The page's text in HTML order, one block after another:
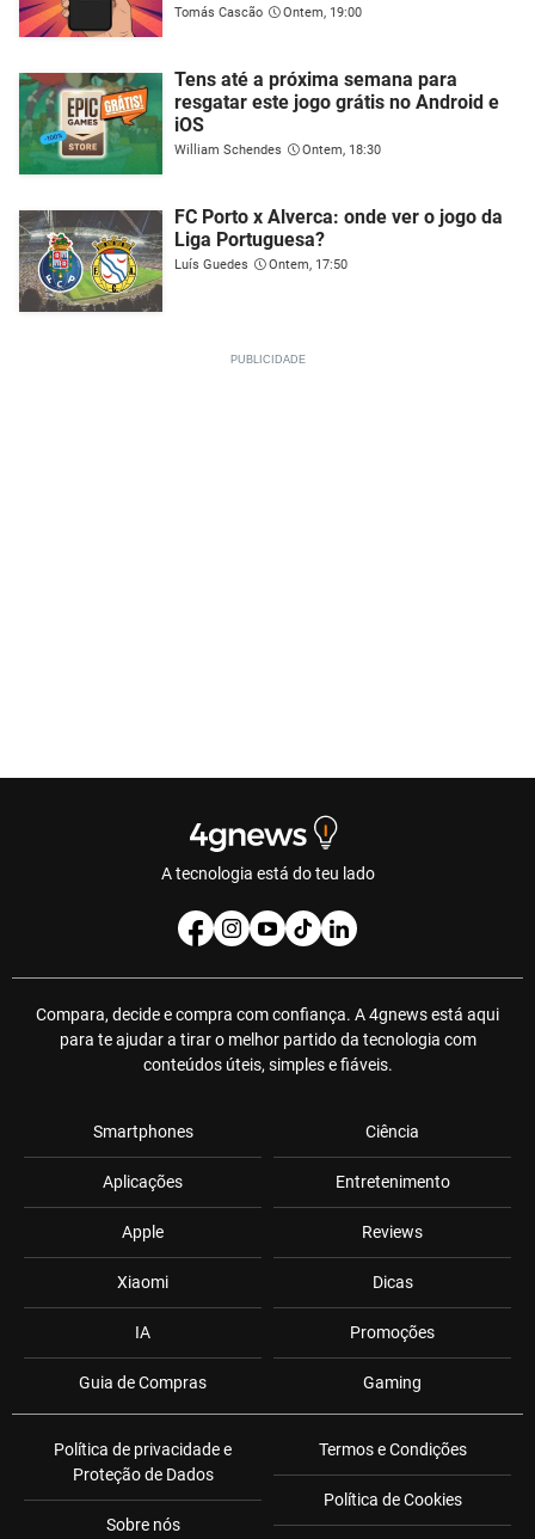
Tomás Cascão Ontem, 19:00
Tens até a próxima semana para
resgatar este jogo grátis no Android e
iOS
William Schendes Ontem, 18:30
FC Porto x Alverca: onde ver o jogo da
Liga Portuguesa?
Luís Guedes Ontem, 17:50
A tecnologia está do teu lado
Compara, decide e compra com confiança. A 4gnews está aqui
para te ajudar a tirar o melhor partido da tecnologia com
conteúdos úteis, simples e fiáveis.
Smartphones
Aplicações
Apple
Xiaomi
IA
Guia de Compras
Ciência
Entretenimento
Reviews
Dicas
Promoções
Gaming
Política de privacidade e
Proteção de Dados
Sobre nós
Termos e Condições
Política de Cookies